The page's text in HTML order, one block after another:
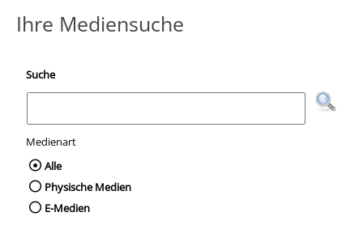
Ihre Mediensuche
Suche
Medienart
Wählen Sie die Medienart nach der Sie
Alle
Physische Medien
E-Medien